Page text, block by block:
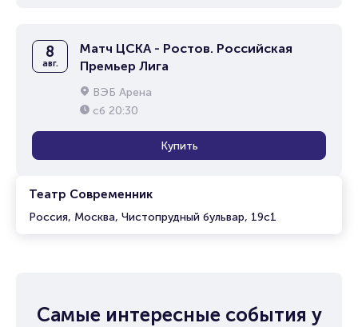
Театр Современник
Россия, Москва, Чистопрудный бульвар, 19с1
8
авг.
Матч ЦСКА - Ростов. Российская
Премьер Лига
ВЭБ Арена
сб 20:30
Купить
Самые интересные события у